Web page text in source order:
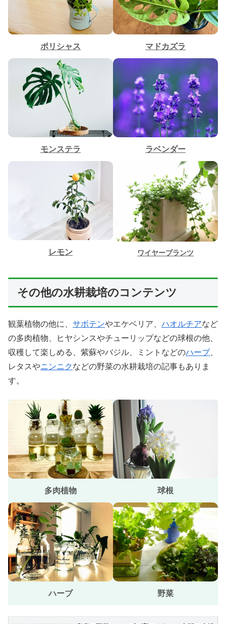
ポリシャス マドカズラ
モンステラ ラベンダー
レモン ワイヤープランツ
その他の水耕栽培のコンテンツ
観葉植物の他に、 サボテンやエケベリア、 ハオルチアなど
の多肉植物、ヒヤシンスやチューリップなどの球根の他、
収穫して楽しめる、紫蘇やバジル、ミントなどのハーブ
レタスやニンニクなどの野菜の水耕栽培の記事もありま
す。
多肉植物 球根
ハーブ 野菜